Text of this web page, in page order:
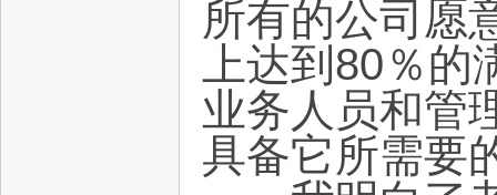
所有的公司愿
上达到80％
业务人员和管
具备它所需要